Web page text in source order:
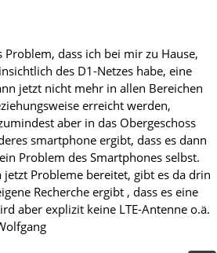
dass ich bei mir zu Hause,
des D1-Netzes habe, eine
jetzt nicht mehr in allen Bereichen
erreicht werden,
aber in das Obergeschoss
smartphone ergibt, dass es dann
Problem des Smartphones selbst.
Probleme bereitet, gibt es da drin
Recherche ergibt , dass es eine
aber explizit keine LTE-Antenne o.ä.